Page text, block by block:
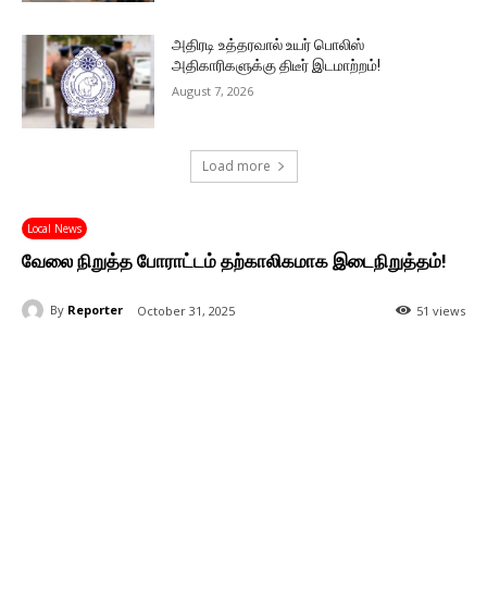
அதிரடி உத்தரவால் உயர் பொலிஸ்
அதிகாரிகளுக்கு திடீர் இடமாற்றம்!
August 7, 2026
Load more
Local News
வேலை நிறுத்த போராட்டம் தற்காலிகமாக இடைநிறுத்தம்!
51 views
By Reporter October 31, 2025